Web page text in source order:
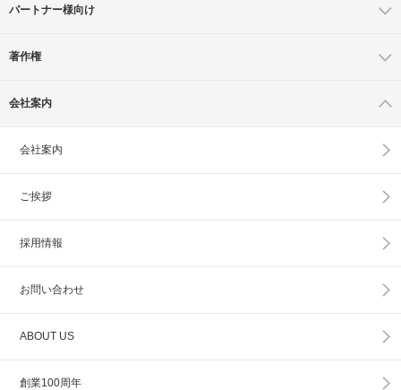
パートナー様向け
著作権
会社案内
会社案内
ご挨拶
採用情報
お問い合わせ
ABOUT US
創業100周年